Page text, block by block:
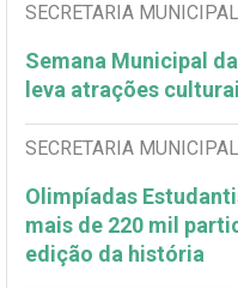
SECRETARIA
Semana Municipal
leva atrações
SECRETARIA
Olimpíadas
mais de 220 mil
edição da história